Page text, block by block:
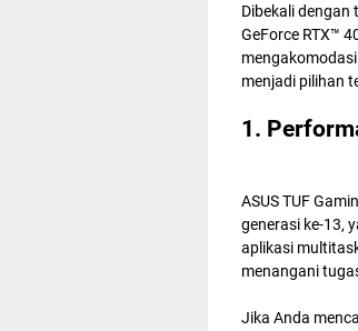
Dibekali dengan
GeForce RTX™
menjadi pilihan
1.
ASUS TUF
generasi ke-13,
aplikasi
menangani
Jika Anda